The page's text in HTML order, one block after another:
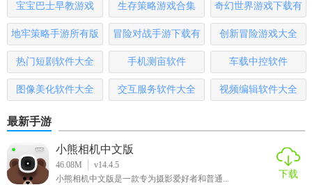
宝宝巴士早教游戏 生存策略游戏合集
奇幻世界游戏下载有
哪些
地牢策略手游所有版
本
冒险对战手游下载有
哪些
创新冒险游戏大全
热门短剧软件大全 手机测亩软件 车载中控软件
图像美化软件大全 交互服务软件大全 视频编辑软件大全
最新手游
小熊相机中文版
46.08M
v14.4.5
小熊相机中文版是一款专为摄影爱好者和普通...
下载